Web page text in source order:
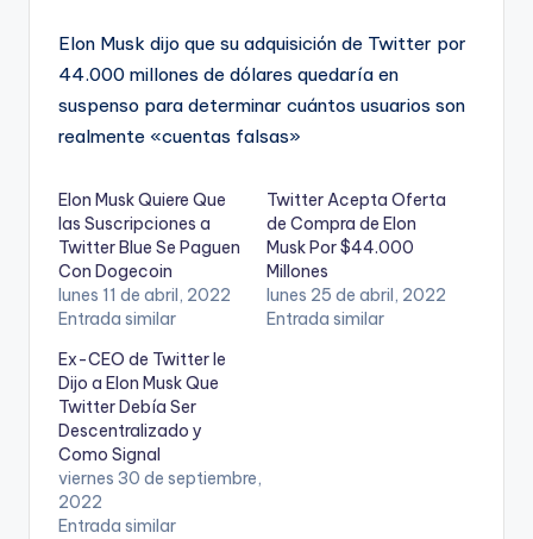
Elon Musk dijo que su adquisición de Twitter por
44.000 millones de dólares quedaría en
suspenso para determinar cuántos usuarios son
realmente «cuentas falsas»
Elon Musk Quiere Que
las Suscripciones a
Twitter Blue Se Paguen
Con Dogecoin
lunes 11 de abril, 2022
Entrada similar
Twitter Acepta Oferta
de Compra de Elon
Musk Por $44.000
Millones
lunes 25 de abril, 2022
Entrada similar
Ex-CEO de Twitter le
Dijo a Elon Musk Que
Twitter Debía Ser
Descentralizado y
Como Signal
viernes 30 de septiembre,
2022
Entrada similar